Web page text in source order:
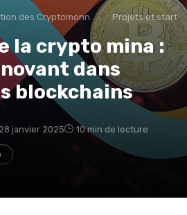
des Cryptomonnaies Projets et start-
la crypto mina :
dans
blockchains
28 janvier 2025 10 min de lecture